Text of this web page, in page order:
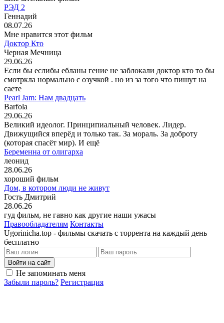
РЭД 2
Геннадий
08.07.26
Мне нравится этот фильм
Доктор Кто
Черная Мечница
29.06.26
Если бы еслибы ебланы гение не заблокали доктор кто то бы
смотркла нормально с озучкой . но из за того что пишут на
саете
Pearl Jam: Нам двадцать
Barfola
29.06.26
Великий идеолог. Принципиальный человек. Лидер.
Движущийся вперёд и только так. За мораль. За доброту
(которая спасёт мир). И ещё
Беременна от олигарха
леонид
28.06.26
хороший фильм
Дом, в котором люди не живут
Гость Дмитрий
28.06.26
гуд фильм, не гавно как другие наши ужасы
Правообладателям Контакты
Ugorinicha.top - фильмы скачать с торрента на каждый день
бесплатно
Войти на сайт
Не запоминать меня
Забыли пароль? Регистрация